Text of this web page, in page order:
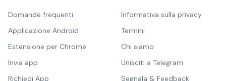
Domande frequenti
Applicazione Android
Estensione per Chrome
Invia app
Richiedi App
Informativa sulla privacy
Termini
Chi siamo
Unisciti a Telegram
Segnala & Feedback